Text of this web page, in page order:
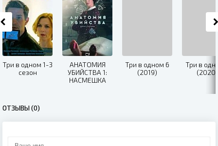
Три в одном 1-3
сезон
АНАТОМИЯ
УБИЙСТВА 1:
НАСМЕШКА
Три в одном 6
(2019)
Три в
(2020)
ОТЗЫВЫ (0)